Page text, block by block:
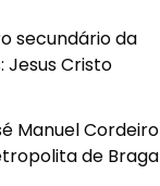
secundário da
Jesus Cristo
Manuel Cordeiro
de Braga